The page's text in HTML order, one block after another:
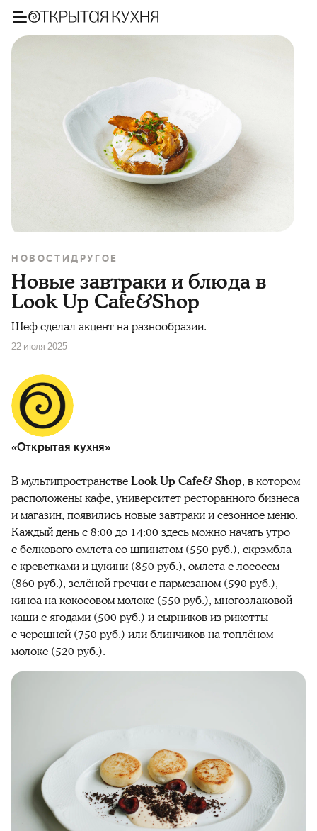
НОВОСТИДРУГОЕ
Новые завтраки и блюда в
Look Up Cafe&Shop
Шеф сделал акцент на разнообразии.
22 июля 2025
«Открытая кухня»
В мультипространствеLook Up Cafe& Shop, в котором
расположеныкафе, университет ресторанного бизнеса
и магазин, появились новые завтраки и сезонное меню.
Каждый день с 8:00 до 14:00 здесь можно начать утро
с белкового омлета со шпинатом (550 руб.), скрэмбла
с креветками и цукини (850 руб.), омлета с лососем
(860 руб.), зелёной гречки с пармезаном (590 руб.),
киноа на кокосовом молоке (550 руб.), многозлаковой
каши с ягодами (500 руб.) и сырников из рикотты
с черешней (750 руб.) или блинчиков на топлёном
молоке (520 руб.).